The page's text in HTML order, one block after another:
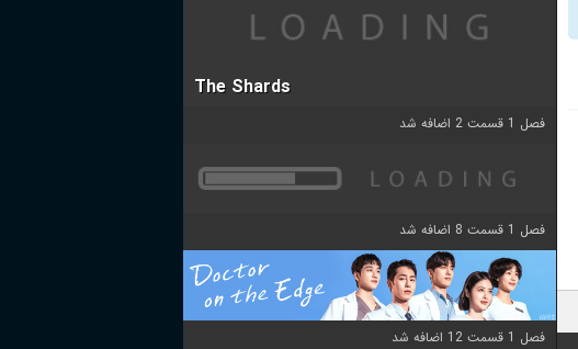
The Shards
فصل 1 قسمت 2 اضافه شد
فصل 1 قسمت 8 اضافه شد
فصل 1 قسمت 12 اضافه شد